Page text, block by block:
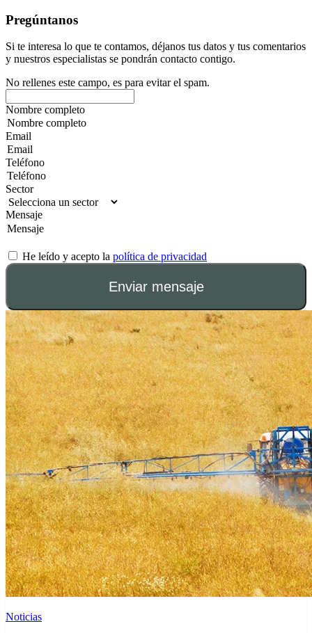
Pregúntanos
Si te interesa lo que te contamos, déjanos tus datos y tus comentarios
y nuestros especialistas se pondrán contacto contigo.
No rellenes este campo, es para evitar el spam.
Nombre completo
Email
Teléfono
Sector
Mensaje
He leído y acepto la política de privacidad
Enviar mensaje
Noticias